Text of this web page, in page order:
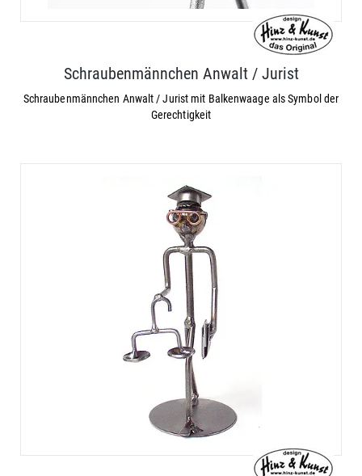
Schraubenmännchen Anwalt / Jurist
Schraubenmännchen Anwalt / Jurist mit Balkenwaage als Symbol der
Gerechtigkeit